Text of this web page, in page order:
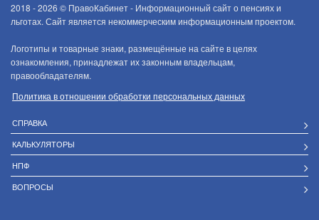
2018 - 2026 © ПравоКабинет - Информационный сайт о пенсиях и
льготах. Сайт является некоммерческим информационным проектом.
Логотипы и товарные знаки, размещённые на сайте в целях
ознакомления, принадлежат их законным владельцам,
правообладателям.
Политика в отношении обработки персональных данных
СПРАВКА
КАЛЬКУЛЯТОРЫ
НПФ
ВОПРОСЫ